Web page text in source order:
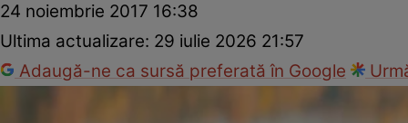
24 noiembrie 2017 16:38
Ultima actualizare: 29 iulie 2026 21:57
Adaugă-ne ca sursă preferată în Google